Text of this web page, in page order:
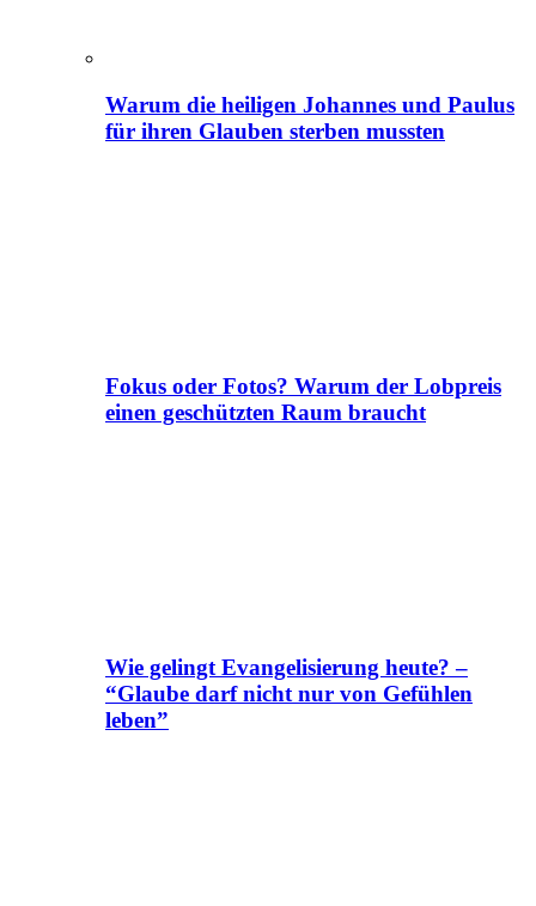
Warum die heiligen Johannes und Paulus
für ihren Glauben sterben mussten
Fokus oder Fotos? Warum der Lobpreis
einen geschützten Raum braucht
Wie gelingt Evangelisierung heute? –
“Glaube darf nicht nur von Gefühlen
leben”